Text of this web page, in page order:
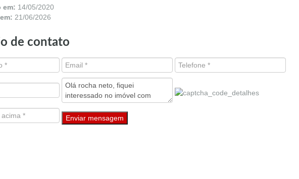
em: 14/05/2020
21/06/2026
de contato
Enviar mensagem